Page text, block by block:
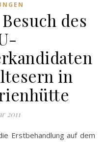
des
in
2011